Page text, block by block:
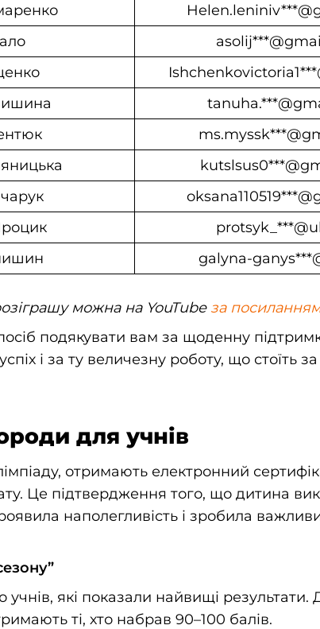
galyna-
можна на YouTube за
подякувати вам за щоденну
і за ту величезну роботу, що стоїть
для учнів
отримають електронний
Це підтвердження того, що дитина
наполегливість і зробила
які показали найвищі результати.
ті, хто набрав 90–100 балів.